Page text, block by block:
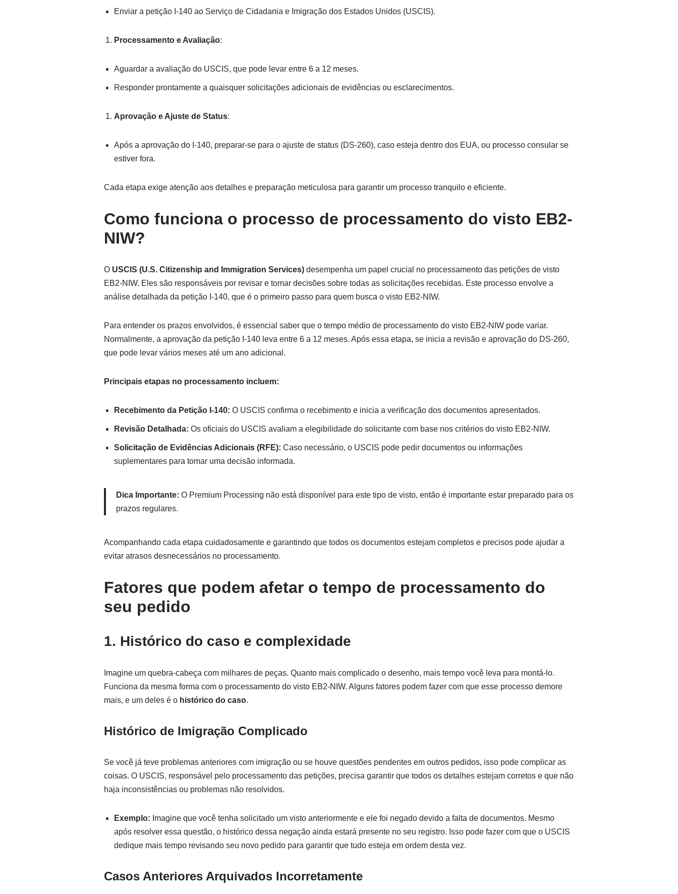
Enviar a petição I-140 ao Serviço de Cidadania e Imigração dos Estados Unidos (USCIS).
Processamento e Avaliação:
Aguardar a avaliação do USCIS, que pode levar entre 6 a 12 meses.
Responder prontamente a quaisquer solicitações adicionais de evidências ou esclarecimentos.
Aprovação e Ajuste de Status:
Após a aprovação do I-140, preparar-se para o ajuste de status (DS-260), caso esteja dentro dos EUA, ou processo consular se
estiver fora.
Cada etapa exige atenção aos detalhes e preparação meticulosa para garantir um processo tranquilo e eficiente.
Como funciona o processo de processamento do visto EB2-
NIW?
O USCIS (U.S. Citizenship and Immigration Services) desempenha um papel crucial no processamento das petições de visto
EB2-NIW. Eles são responsáveis por revisar e tomar decisões sobre todas as solicitações recebidas. Este processo envolve a
análise detalhada da petição I-140, que é o primeiro passo para quem busca o visto EB2-NIW.
Para entender os prazos envolvidos, é essencial saber que o tempo médio de processamento do visto EB2-NIW pode variar.
Normalmente, a aprovação da petição I-140 leva entre 6 a 12 meses. Após essa etapa, se inicia a revisão e aprovação do DS-260,
que pode levar vários meses até um ano adicional.
Principais etapas no processamento incluem:
Recebimento da Petição I-140: O USCIS confirma o recebimento e inicia a verificação dos documentos apresentados.
Revisão Detalhada: Os oficiais do USCIS avaliam a elegibilidade do solicitante com base nos critérios do visto EB2-NIW.
Solicitação de Evidências Adicionais (RFE): Caso necessário, o USCIS pode pedir documentos ou informações
suplementares para tomar uma decisão informada.
Dica Importante: O Premium Processing não está disponível para este tipo de visto, então é importante estar preparado para os
prazos regulares.
Acompanhando cada etapa cuidadosamente e garantindo que todos os documentos estejam completos e precisos pode ajudar a
evitar atrasos desnecessários no processamento.
Fatores que podem afetar o tempo de processamento do
seu pedido
1. Histórico do caso e complexidade
Imagine um quebra-cabeça com milhares de peças. Quanto mais complicado o desenho, mais tempo você leva para montá-lo.
Funciona da mesma forma com o processamento do visto EB2-NIW. Alguns fatores podem fazer com que esse processo demore
mais, e um deles é o histórico do caso.
Histórico de Imigração Complicado
Se você já teve problemas anteriores com imigração ou se houve questões pendentes em outros pedidos, isso pode complicar as
coisas. O USCIS, responsável pelo processamento das petições, precisa garantir que todos os detalhes estejam corretos e que não
haja inconsistências ou problemas não resolvidos.
Exemplo: Imagine que você tenha solicitado um visto anteriormente e ele foi negado devido a falta de documentos. Mesmo
após resolver essa questão, o histórico dessa negação ainda estará presente no seu registro. Isso pode fazer com que o USCIS
dedique mais tempo revisando seu novo pedido para garantir que tudo esteja em ordem desta vez.
Casos Anteriores Arquivados Incorretamente